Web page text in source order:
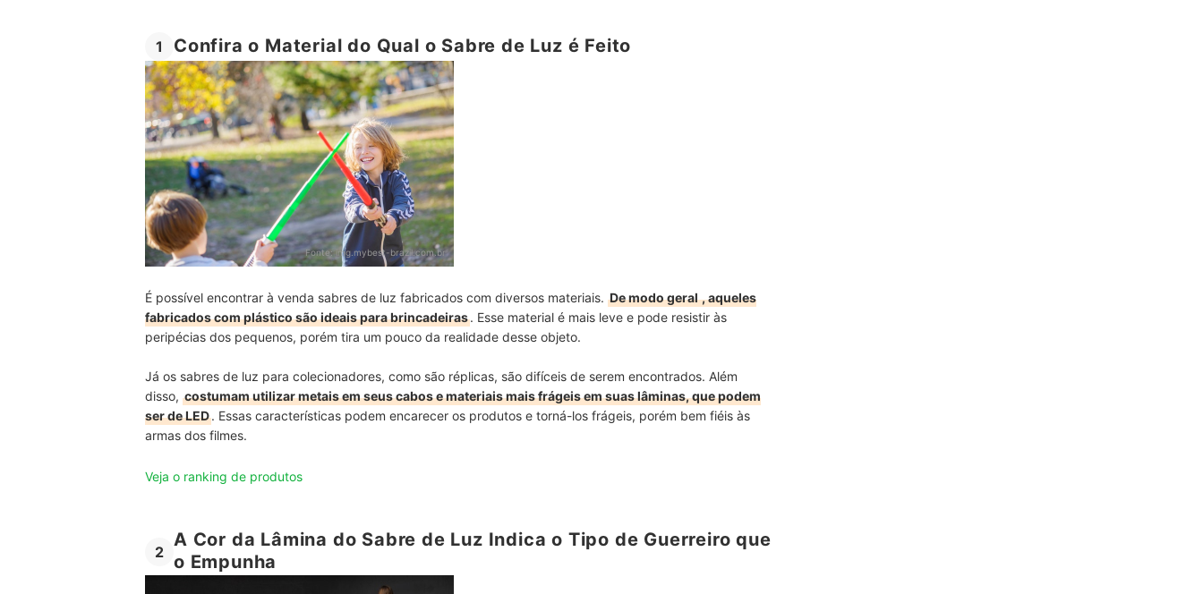
1 Confira o Material do Qual o Sabre de Luz é Feito
Fonte:img.mybest-brazil.com.br
É possível encontrar à venda sabres de luz fabricados com diversos materiais. De modo geral , aqueles
fabricados com plástico são ideais para brincadeiras. Esse material é mais leve e pode resistir às
peripécias dos pequenos, porém tira um pouco da realidade desse objeto.
Já os sabres de luz para colecionadores, como são réplicas, são difíceis de serem encontrados. Além
disso, costumam utilizar metais em seus cabos e materiais mais frágeis em suas lâminas, que podem
ser de LED. Essas características podem encarecer os produtos e torná-los frágeis, porém bem fiéis às
armas dos filmes.
Veja o ranking de produtos
2
A Cor da Lâmina do Sabre de Luz Indica o Tipo de Guerreiro que
o Empunha